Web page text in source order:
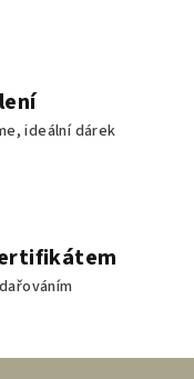
ideální dárek